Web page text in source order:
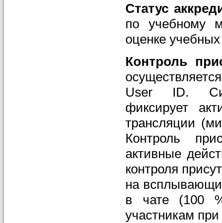
Статус
по учебному
оценке
Контроль
User ID.
фиксирует
трансляции
Контроль
активные
контроля
на
в чате (100
участникам